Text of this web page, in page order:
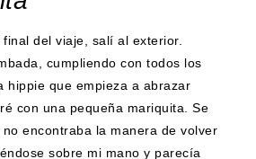
del viaje, salí al exterior.
cumpliendo con todos los
hippie que empieza a abrazar
con una pequeña mariquita. Se
encontraba la manera de volver
sobre mi mano y parecía